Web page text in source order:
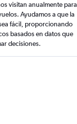
visitan anualmente para
Ayudamos a que la
fácil, proporcionando
basados en datos que
decisiones.